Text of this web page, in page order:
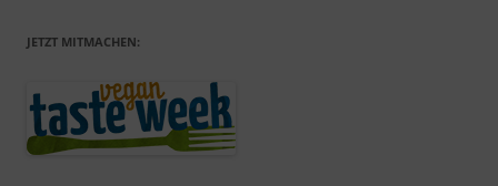
JETZT MITMACHEN: